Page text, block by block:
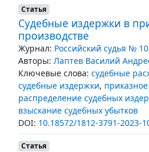
Статья
Судебные издержки в
производстве
Журнал: Российский судья №
Авторы: Лаптев Василий
Ключевые слова: судебные
судебные издержки,
распределение судебных
взыскание судебных убытков
DOI: 10.18572/1812-3791-2023-
Статья